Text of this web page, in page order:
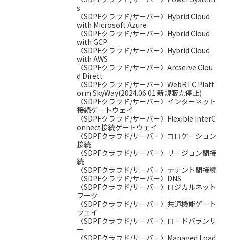
s
〈SDPFクラウド/サーバー〉Hybrid Cloud
with Microsoft Azure
〈SDPFクラウド/サーバー〉Hybrid Cloud
with GCP
〈SDPFクラウド/サーバー〉Hybrid Cloud
with AWS
〈SDPFクラウド/サーバー〉Arcserve Clou
d Direct
〈SDPFクラウド/サーバー〉WebRTC Platf
orm SkyWay(2024.06.01 新規販売停止)
〈SDPFクラウド/サーバー〉インターネット
接続ゲートウェイ
〈SDPFクラウド/サーバー〉Flexible InterC
onnect接続ゲートウェイ
〈SDPFクラウド/サーバー〉コロケーション
接続
〈SDPFクラウド/サーバー〉リージョン間接
続
〈SDPFクラウド/サーバー〉テナント間接続
〈SDPFクラウド/サーバー〉DNS
〈SDPFクラウド/サーバー〉ロジカルネット
ワーク
〈SDPFクラウド/サーバー〉共通機能ゲート
ウェイ
〈SDPFクラウド/サーバー〉ロードバランサ
ー
〈SDPFクラウド/サーバー〉Managed Load